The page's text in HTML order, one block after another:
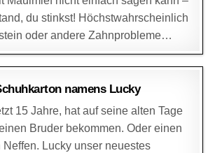
du stinkst! Höchstwahrscheinlich
oder andere Zahnprobleme…
30. JANUAR 2025
namens Lucky
15 Jahre, hat auf seine alten Tage
Bruder bekommen. Oder einen
Neffen. Lucky unser neuestes